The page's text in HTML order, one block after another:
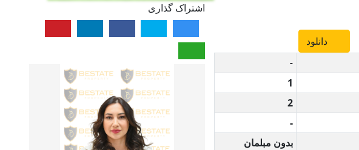
دانلود
-
1
2
-
بدون مبلمان
اشتراک گذاری